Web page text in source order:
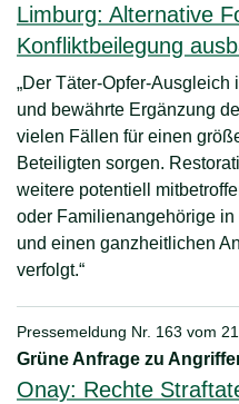
Limburg: Alternative
Konfliktbeilegung
„Der Täter-Opfer-
und bewährte Ergänzung
vielen Fällen für einen
Beteiligten sorgen.
weitere potentiell
oder Familienangehörige
und einen ganzheitlichen
verfolgt.“
Pressemeldung Nr. 163 vom
Grüne Anfrage zu
Onay: Rechte